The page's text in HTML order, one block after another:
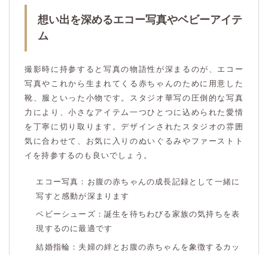
想い出を深めるエコー写真やベビーアイテ
ム
撮影時に持参すると写真の物語性が深まるのが、エコー
写真やこれから生まれてくる赤ちゃんのために用意した
靴、服といった小物です。スタジオ華写の圧倒的な写真
力により、小さなアイテム一つひとつに込められた愛情
を丁寧に切り取ります。デザインされたスタジオの雰囲
気に合わせて、お気に入りのぬいぐるみやファーストト
イを持参するのも良いでしょう。
エコー写真：お腹の赤ちゃんの成長記録として一緒に
写すと感動が深まります
ベビーシューズ：誕生を待ちわびる家族の気持ちを表
現するのに最適です
結婚指輪：夫婦の絆とお腹の赤ちゃんを象徴するカッ